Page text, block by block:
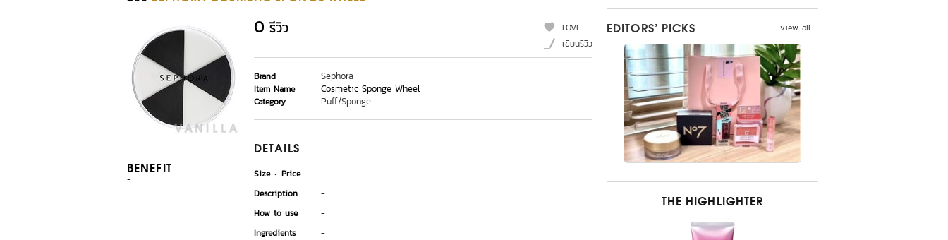
BENEFIT
-
0 รีวิว
LOVE
เขียนรีวิว
Brand Sephora
Item Name Cosmetic Sponge Wheel
Category Puff/Sponge
DETAILS
Size Price
-
Description
-
How to use
-
Ingredients
-
- view all -
EDITORS’ PICKS
THE HIGHLIGHTER